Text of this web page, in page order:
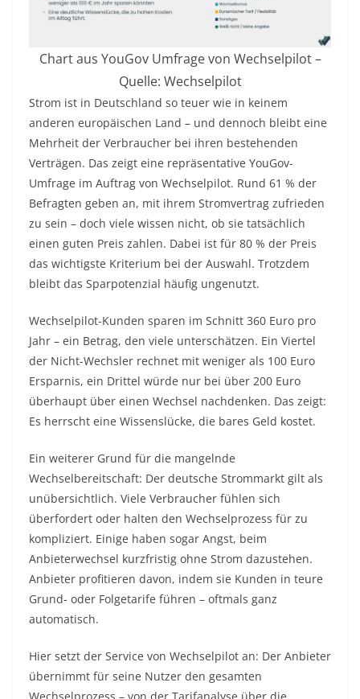
Chart aus YouGov Umfrage von Wechselpilot –
Quelle: Wechselpilot
Strom ist in Deutschland so teuer wie in keinem
anderen europäischen Land – und dennoch bleibt eine
Mehrheit der Verbraucher bei ihren bestehenden
Verträgen. Das zeigt eine repräsentative YouGov-
Umfrage im Auftrag von Wechselpilot. Rund 61 % der
Befragten geben an, mit ihrem Stromvertrag zufrieden
zu sein – doch viele wissen nicht, ob sie tatsächlich
einen guten Preis zahlen. Dabei ist für 80 % der Preis
das wichtigste Kriterium bei der Auswahl. Trotzdem
bleibt das Sparpotenzial häufig ungenutzt.
Wechselpilot-Kunden sparen im Schnitt 360 Euro pro
Jahr – ein Betrag, den viele unterschätzen. Ein Viertel
der Nicht-Wechsler rechnet mit weniger als 100 Euro
Ersparnis, ein Drittel würde nur bei über 200 Euro
überhaupt über einen Wechsel nachdenken. Das zeigt:
Es herrscht eine Wissenslücke, die bares Geld kostet.
Ein weiterer Grund für die mangelnde
Wechselbereitschaft: Der deutsche Strommarkt gilt als
unübersichtlich. Viele Verbraucher fühlen sich
überfordert oder halten den Wechselprozess für zu
kompliziert. Einige haben sogar Angst, beim
Anbieterwechsel kurzfristig ohne Strom dazustehen.
Anbieter profitieren davon, indem sie Kunden in teure
Grund- oder Folgetarife führen – oftmals ganz
automatisch.
Hier setzt der Service von Wechselpilot an: Der Anbieter
übernimmt für seine Nutzer den gesamten